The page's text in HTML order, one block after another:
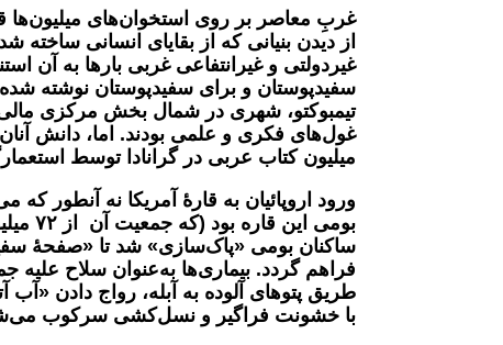
غربِ معاصر بر روی استخوان‌های میلیون‌ها
از دیدن بنیانی که از بقایای انسانی ساخته
غیردولتی و غیرانتفاعی غربی بارها به آن
سفیدپوستان و برای سفیدپوستان نوشته شده
تیمبوکتو، شهری در شمال بخش مرکزی
غول‌های فکری و علمی بودند. اما، دانش آنان
میلیون کتاب عربی در گرانادا توسط
ورود اروپائیان به قارۀ آمریکا نه‌ آنطور
بومی این قاره بود (که جمعیت آن از۷۲
ساکنان بومی «پاک‌سازی» شد تا «صفحۀ
فراهم گردد. بیماری‌ها به‌عنوان سلاح علیه
طریق پتوهای آلوده به آبله، رواج دادن
با خشونت فراگیر و نسل‌کشی سرکوب